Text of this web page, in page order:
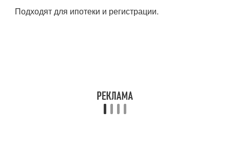
Подходят для ипотеки и регистрации.